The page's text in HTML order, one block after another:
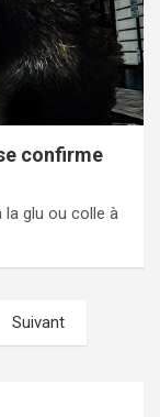
confirme
la glu ou colle à
Suivant